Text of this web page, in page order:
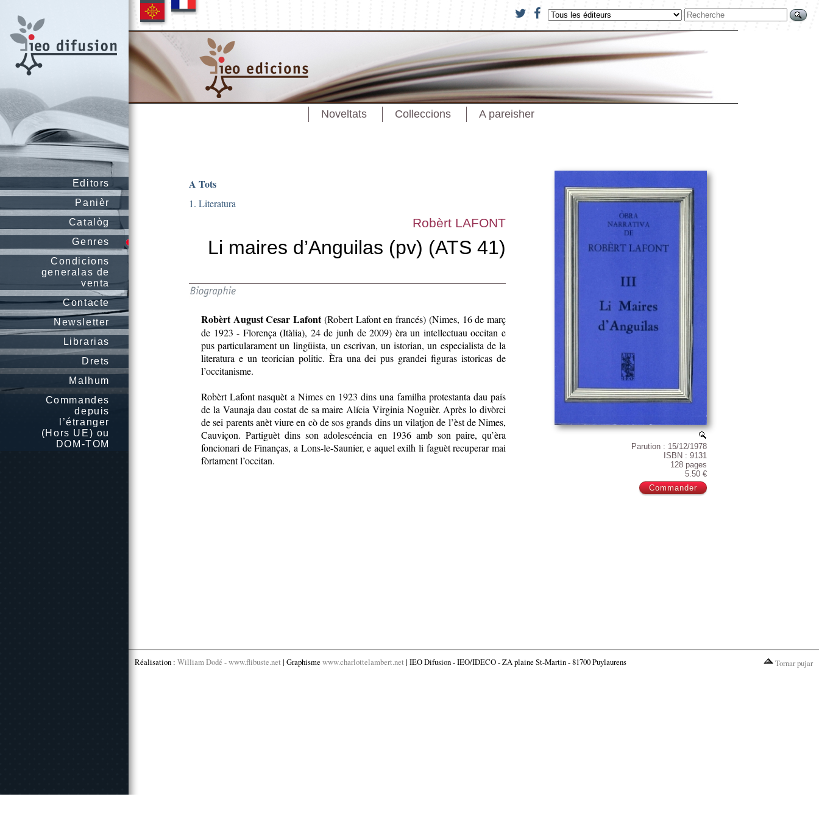
Editors
Panièr
Catalòg
Genres
Condicions
generalas de
venta
Contacte
Newsletter
Librarias
Drets
Malhum
Commandes
depuis
l’étranger
(Hors UE) ou
DOM-TOM
Noveltats Colleccions A pareisher
Parution : 15/12/1978
ISBN : 9131
128 pages
5.50 €
A Tots
1. Literatura
Robèrt LAFONT
Li maires d’Anguilas (pv) (ATS 41)
Robèrt August Cesar Lafont(Robert Lafont en francés) (Nimes, 16 de març
de 1923 - Florença (Itàlia), 24 de junh de 2009) èra un intellectuau occitan e
pus particularament un lingüista, un escrivan, un istorian, un especialista de la
literatura e un teorician politic. Èra una dei pus grandei figuras istoricas de
l’occitanisme.
Robèrt Lafont nasquèt a Nimes en 1923 dins una familha protestanta dau país
de la Vaunaja dau costat de sa maire Alícia Virginia Noguièr. Après lo divòrci
de sei parents anèt viure en cò de sos grands dins un vilatjon de l’èst de Nimes,
Cauviçon. Partiguèt dins son adolescéncia en 1936 amb son paire, qu’èra
foncionari de Finanças, a Lons-le-Saunier, e aquel exilh li faguèt recuperar mai
fòrtament l’occitan.
Réalisation : William Dodé - www.flibuste.net | Graphisme www.charlottelambert.net | IEO Difusion - IEO/IDECO - ZA plaine St-Martin - 81700 Puylaurens Tornar pujar